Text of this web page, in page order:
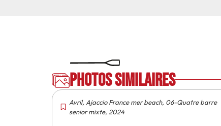
Photos similaires
Avril, Ajaccio France mer beach, 06-Quatre barre
senior mixte, 2024